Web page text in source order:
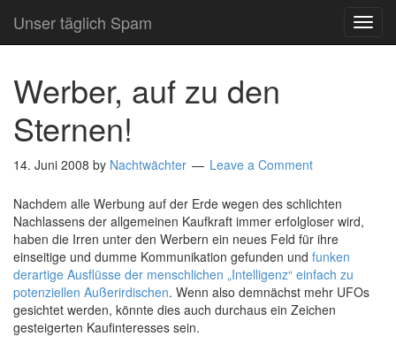
Unser täglich Spam
Werber, auf zu den
Sternen!
14. Juni 2008 by Nachtwächter Leave a Comment
Nachdem alle Werbung auf der Erde wegen des schlichten
Nachlassens der allgemeinen Kaufkraft immer erfolgloser wird,
haben die Irren unter den Werbern ein neues Feld für ihre
einseitige und dumme Kommunikation gefunden und funken
derartige Ausflüsse der menschlichen „Intelligenz“ einfach zu
potenziellen Außerirdischen. Wenn also demnächst mehr UFOs
gesichtet werden, könnte dies auch durchaus ein Zeichen
gesteigerten Kaufinteresses sein.